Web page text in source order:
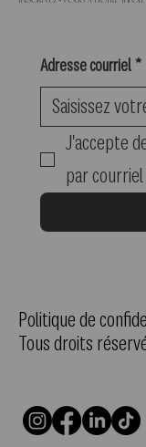
Adresse courriel *
J'accepte
par courriel
Politique de
Tous droits